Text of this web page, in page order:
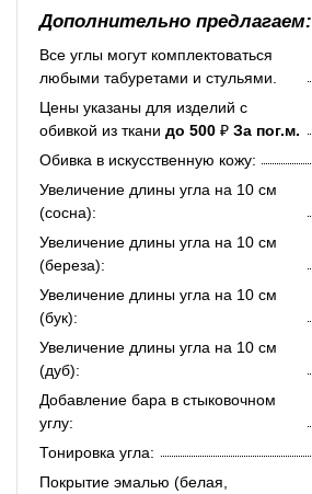
Дополнительно предлагаем:
Все углы могут комплектоваться
любыми табуретами и стульями.
Цены указаны для изделий с
обивкой из ткани до 500 ₽ За пог.м.
Обивка в искусственную кожу:
Увеличение длины угла на 10 см
(сосна):
Увеличение длины угла на 10 см
(береза):
Увеличение длины угла на 10 см
(бук):
Увеличение длины угла на 10 см
(дуб):
Добавление бара в стыковочном
углу:
Тонировка угла:
Покрытие эмалью (белая,